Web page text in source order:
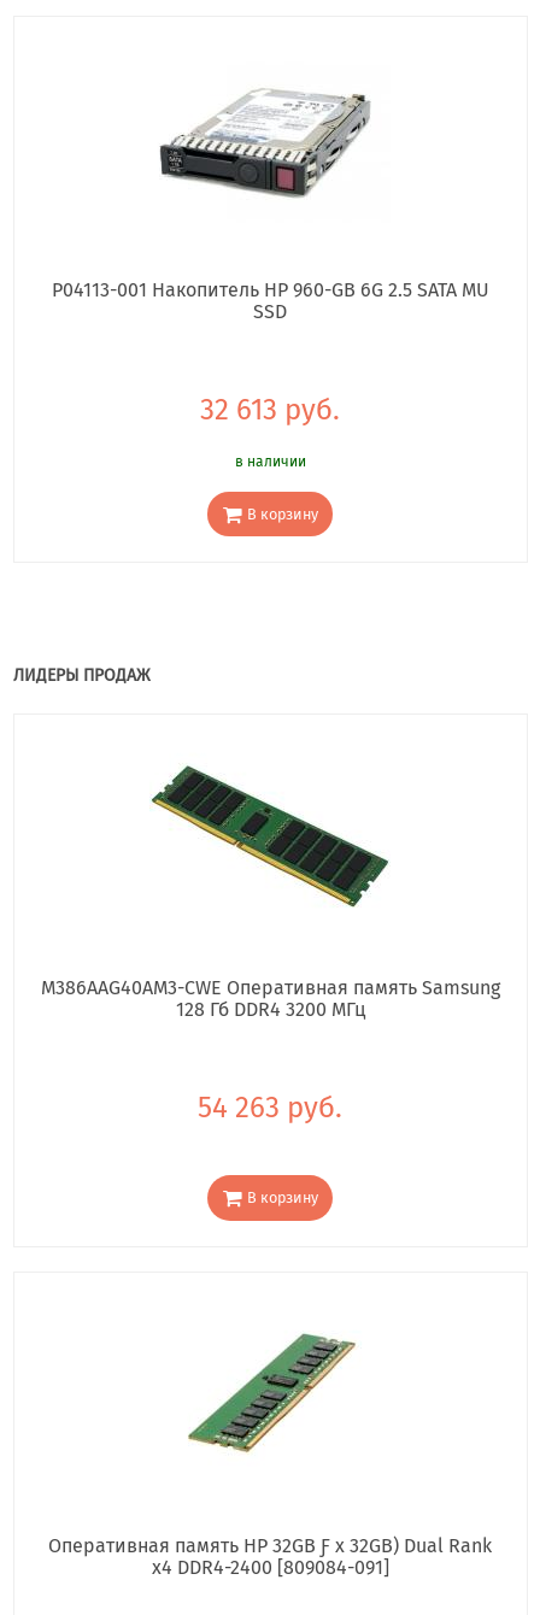
P04113-001 Накопитель HP 960-GB 6G 2.5 SATA MU
SSD
32 613 руб.
в наличии
В корзину
ЛИДЕРЫ ПРОДАЖ
M386AAG40AM3-CWE Оперативная память Samsung
128 Гб DDR4 3200 МГц
54 263 руб.
В корзину
Оперативная память HP 32GB Ƒ x 32GB) Dual Rank
x4 DDR4-2400 [809084-091]